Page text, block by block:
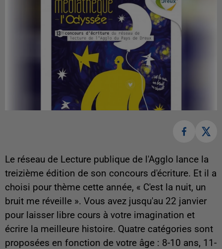
Le réseau de Lecture publique de l'Agglo lance la
treizième édition de son concours d'écriture. Et il a
choisi pour thème cette année, « C'est la nuit, un
bruit me réveille ». Vous avez jusqu'au 22 janvier
pour laisser libre cours à votre imagination et
écrire la meilleure histoire. Quatre catégories sont
proposées en fonction de votre âge : 8-10 ans, 11-